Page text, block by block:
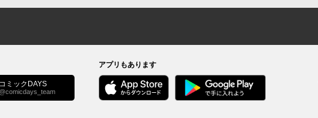
コミックDAYS
@comicdays_team
アプリもあります